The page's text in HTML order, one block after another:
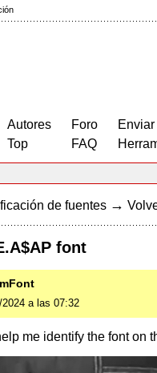
Autores
Top
Foro
FAQ
de fuentes →
font
2024 a las 07:32
me identify the font on